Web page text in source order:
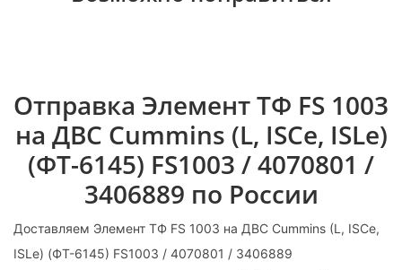
Отправка Элемент ТФ FS 1003
на ДВС Cummins (L, ISCe, ISLe)
(ФТ-6145) FS1003 / 4070801 /
3406889 по России
Доставляем Элемент ТФ FS 1003 на ДВС Cummins (L, ISCe,
ISLe) (ФТ-6145) FS1003 / 4070801 / 3406889